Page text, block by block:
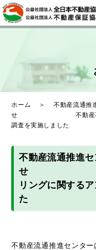
ホーム ＞不動産流通推
せ 不動産事業者のリ
調査を実施しました
不動産流通推進
せ 不動産
リングに関する
た
不動産流通推進センタ